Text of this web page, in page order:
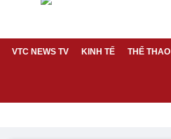
VTC NEWS TV KINH TẾ THỂ THAO